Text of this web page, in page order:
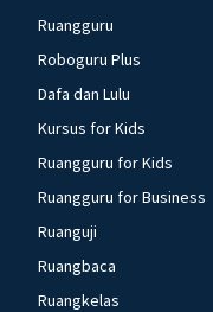
Ruangguru
Roboguru Plus
Dafa dan Lulu
Kursus for Kids
Ruangguru for Kids
Ruangguru for Business
Ruanguji
Ruangbaca
Ruangkelas